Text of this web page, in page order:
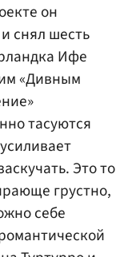
он
снял шесть
Ифе
«Дивным
тасуются
Это то
грустно,
себе